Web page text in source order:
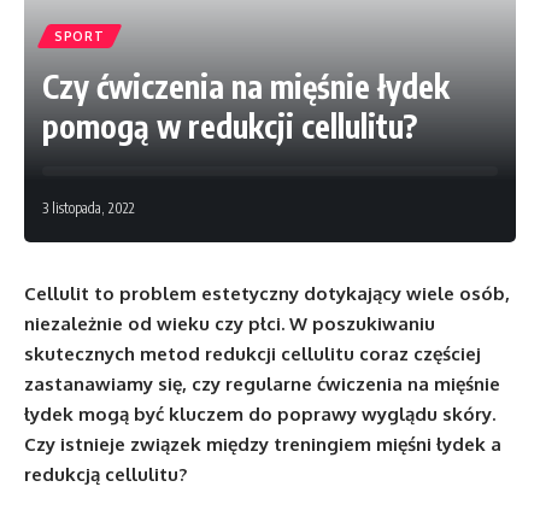
SPORT
Czy ćwiczenia na mięśnie łydek
pomogą w redukcji cellulitu?
3 listopada, 2022
Cellulit to problem estetyczny dotykający wiele osób,
niezależnie od wieku czy płci. W poszukiwaniu
skutecznych metod redukcji cellulitu coraz częściej
zastanawiamy się, czy regularne ćwiczenia na mięśnie
łydek mogą być kluczem do poprawy wyglądu skóry.
Czy istnieje związek między treningiem mięśni łydek a
redukcją cellulitu?